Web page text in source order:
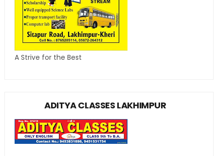
A Strive for the Best
ADITYA CLASSES LAKHIMPUR